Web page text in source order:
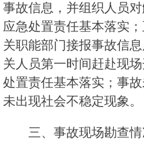
事故信息，并组织人员
应急处置责任基本落实
关职能部门接报事故信
关人员第一时间赶赴现
处置责任基本落实；事
未出现社会不稳定现象。
三、事故现场勘查